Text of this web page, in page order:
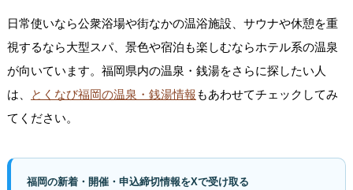
日常使いなら公衆浴場や街なかの温浴施設、サウナや休憩を重
視するなら大型スパ、景色や宿泊も楽しむならホテル系の温泉
が向いています。福岡県内の温泉・銭湯をさらに探したい人
は、
とくなび福岡の温泉・銭湯情報もあわせてチェックしてみ
てください。
福岡の新着・開催・申込締切情報をXで受け取る